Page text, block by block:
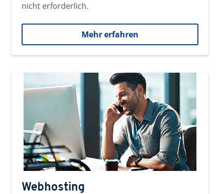
nicht erforderlich.
Mehr erfahren
Webhosting